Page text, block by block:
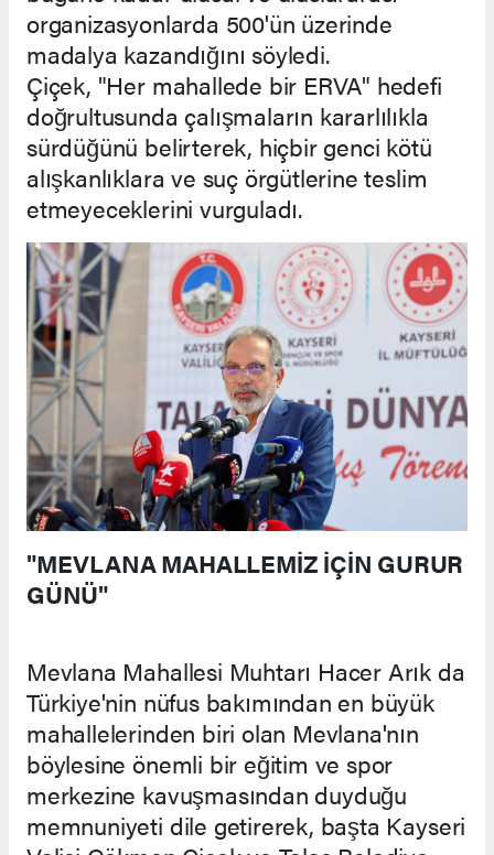
organizasyonlarda 500'ün üzerinde
madalya kazandığını söyledi.
Çiçek, "Her mahallede bir ERVA" hedefi
doğrultusunda çalışmaların kararlılıkla
sürdüğünü belirterek, hiçbir genci kötü
alışkanlıklara ve suç örgütlerine teslim
etmeyeceklerini vurguladı.
"MEVLANA MAHALLEMİZ İÇİN GURUR
GÜNÜ"
Mevlana Mahallesi Muhtarı Hacer Arık da
Türkiye'nin nüfus bakımından en büyük
mahallelerinden biri olan Mevlana'nın
böylesine önemli bir eğitim ve spor
merkezine kavuşmasından duyduğu
memnuniyeti dile getirerek, başta Kayseri